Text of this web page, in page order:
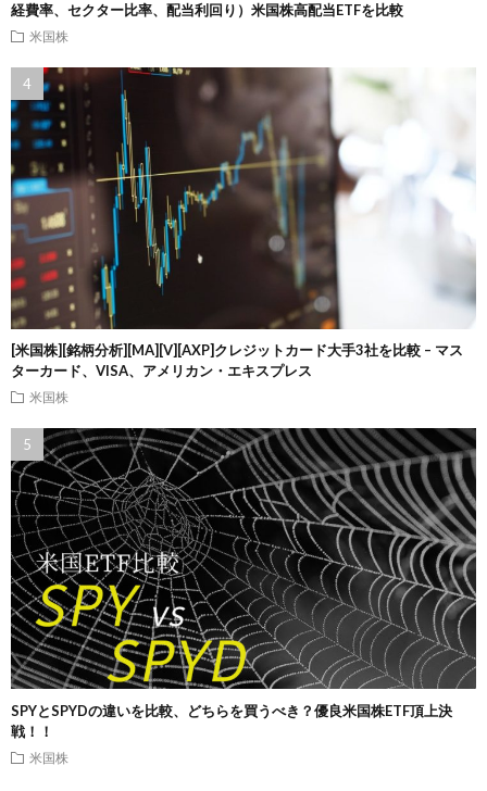
経費率、セクター比率、配当利回り）米国株高配当ETFを比較
米国株
[米国株][銘柄分析][MA][V][AXP]クレジットカード大手3社を比較 – マス
ターカード、VISA、アメリカン・エキスプレス
米国株
SPYとSPYDの違いを比較、どちらを買うべき？優良米国株ETF頂上決
戦！！
米国株